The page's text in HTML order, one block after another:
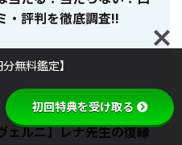
・評判を徹底調査!!
ェルニ】レナ先生の復縁
無料鑑定】
初回特典を受け取る